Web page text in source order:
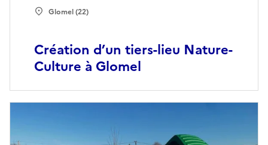
Création d’un tiers-lieu Nature-
Culture à Glomel
Glomel (22)